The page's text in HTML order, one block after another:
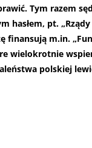
Tym razem
hasłem, pt.
finansują m.in.
wielokrotnie
polskiej